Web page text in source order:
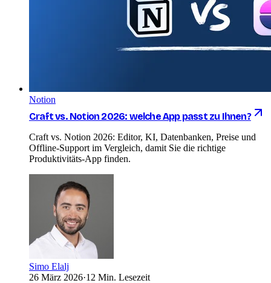
Notion
Craft vs. Notion 2026: welche App passt zu Ihnen?
Craft vs. Notion 2026: Editor, KI, Datenbanken, Preise und
Offline-Support im Vergleich, damit Sie die richtige
Produktivitäts-App finden.
Simo Elalj
26 März 2026·12 Min. Lesezeit